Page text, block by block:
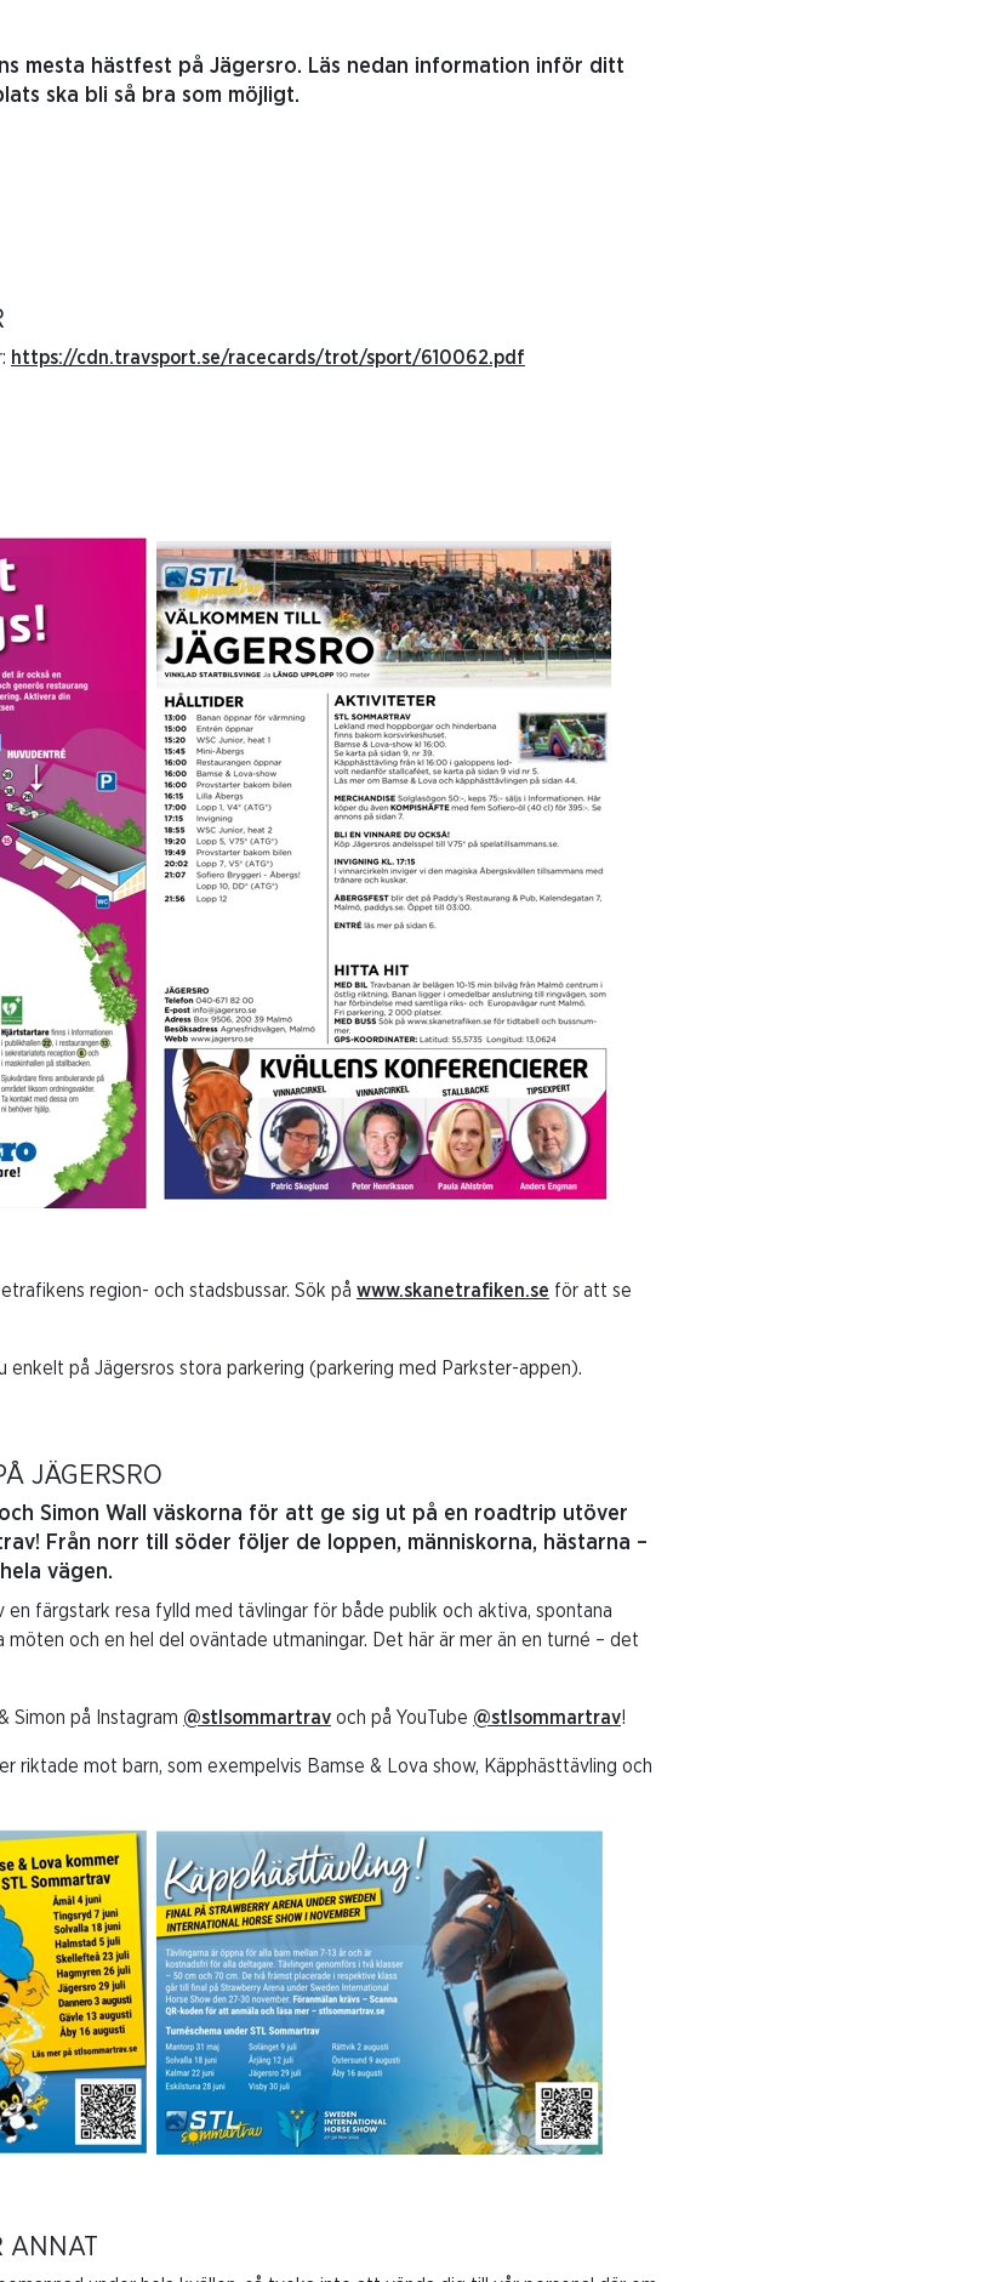
mesta hästfest på Jägersro. Läs nedan information inför ditt
ska bli så bra som möjligt.
https://cdn.travsport.se/racecards/trot/sport/610062.pdf
region- och stadsbussar. Sök på www.skanetrafiken.se för att se
enkelt på Jägersros stora parkering (parkering med Parkster-appen).
JÄGERSRO
och Simon Wall väskorna för att ge sig ut på en roadtrip utöver
Från norr till söder följer de loppen, människorna, hästarna –
vägen.
en färgstark resa fylld med tävlingar för både publik och aktiva, spontana
möten och en hel del oväntade utmaningar. Det här är mer än en turné – det
Simon på Instagram @stlsommartrav och på YouTube @stlsommartrav!
riktade mot barn, som exempelvis Bamse & Lova show, Käpphästtävling och
ANNAT